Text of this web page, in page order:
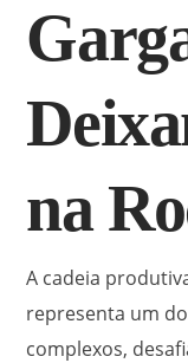
na
A cadeia
representa um
complexos,